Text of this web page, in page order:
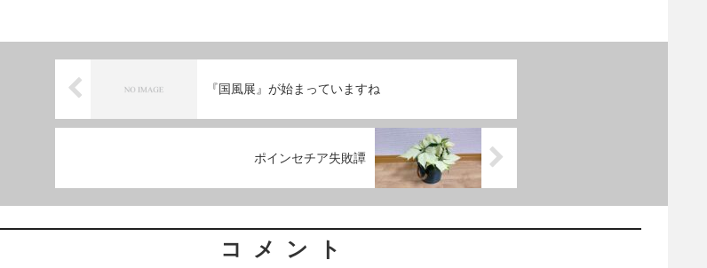
『国風展』が始まっていますね
ポインセチア失敗譚
コメント